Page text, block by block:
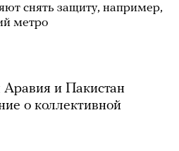
снять защиту, например,
метро
Аравия и Пакистан
о коллективной